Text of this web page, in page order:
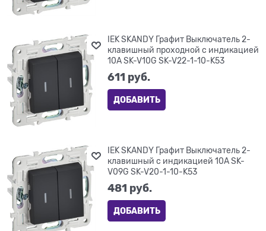
IEK SKANDY Графит Выключатель 2-
клавишный проходной с индикацией
10А SK-V10G SK-V22-1-10-K53
611 руб.
ДОБАВИТЬ
IEK SKANDY Графит Выключатель 2-
клавишный с индикацией 10А SK-
V09G SK-V20-1-10-K53
481 руб.
ДОБАВИТЬ